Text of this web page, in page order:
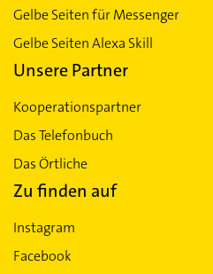
Gelbe Seiten für Messenger
Gelbe Seiten Alexa Skill
Unsere Partner
Kooperationspartner
Das Telefonbuch
Das Örtliche
Zu finden auf
Instagram
Facebook